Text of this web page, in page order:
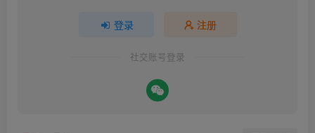
登录 注册
社交账号登录